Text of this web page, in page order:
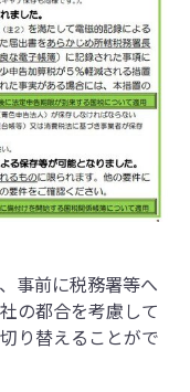
事前に税務署等へ
の都合を考慮して
り替えることがで